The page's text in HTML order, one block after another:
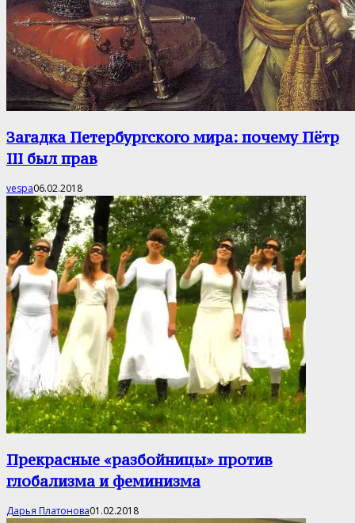
Загадка Петербургского мира: почему Пётр
III был прав
vespa06.02.2018
Прекрасные «разбойницы» против
глобализма и феминизма
Дарья Платонова01.02.2018